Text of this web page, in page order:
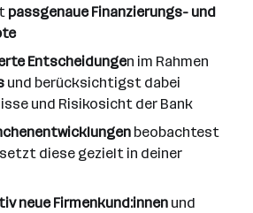
passgenaue Finanzierungs- und
Entscheidungen im Rahmen
und berücksichtigst dabei
und Risikosicht der Bank
beobachtest
diese gezielt in deiner
neue Firmenkund:innen und